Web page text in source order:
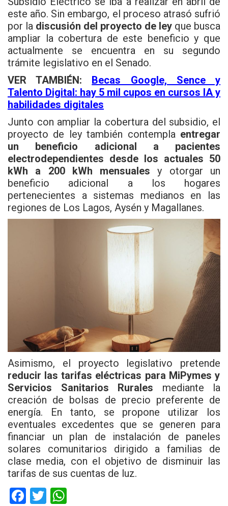
este año. Sin embargo, el proceso atrasó sufrió
por la discusión del proyecto de ley que busca
ampliar la cobertura de este beneficio y que
actualmente se encuentra en su segundo
trámite legislativo en el Senado.
VER TAMBIÉN: Becas Google, Sence y
Talento Digital: hay 5 mil cupos en cursos IA y
habilidades digitales
Junto con ampliar la cobertura del subsidio, el
proyecto de ley también contempla entregar
un beneficio adicional a pacientes
electrodependientes desde los actuales 50
kWh a 200 kWh mensuales y otorgar un
beneficio adicional a los hogares
pertenecientes a sistemas medianos en las
regiones de Los Lagos, Aysén y Magallanes.
Asimismo, el proyecto legislativo pretende
reducir las tarifas eléctricas para MiPymes y
Servicios Sanitarios Rurales mediante la
creación de bolsas de precio preferente de
energía. En tanto, se propone utilizar los
eventuales excedentes que se generen para
financiar un plan de instalación de paneles
solares comunitarios dirigido a familias de
clase media, con el objetivo de disminuir las
tarifas de sus cuentas de luz.
F
T